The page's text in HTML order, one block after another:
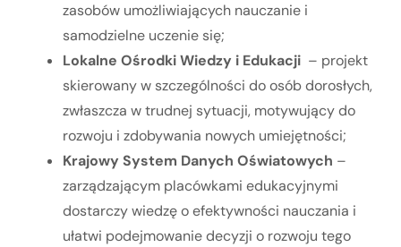
zasobów umożliwiających nauczanie i
samodzielne uczenie się;
Lokalne Ośrodki Wiedzy i Edukacji – projekt
skierowany w szczególności do osób dorosłych,
zwłaszcza w trudnej sytuacji, motywujący do
rozwoju i zdobywania nowych umiejętności;
Krajowy System Danych Oświatowych –
zarządzającym placówkami edukacyjnymi
dostarczy wiedzę o efektywności nauczania i
ułatwi podejmowanie decyzji o rozwoju tego